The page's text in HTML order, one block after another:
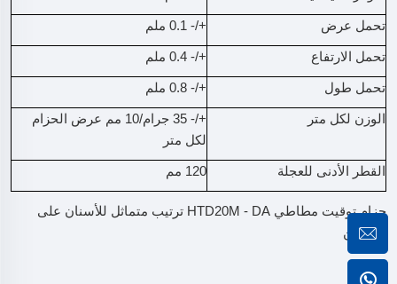
تحمل عرض +/- 0.1 ملم
تحمل الارتفاع +/- 0.4 ملم
تحمل طول +/- 0.8 ملم
الوزن لكل متر
+/- 35 جرام/10 مم عرض الحزام
لكل متر
القطر الأدنى للعجلة 120 مم
حزام توقيت مطاطي HTD20M - DA ترتيب متماثل للأسنان على
الجانبين